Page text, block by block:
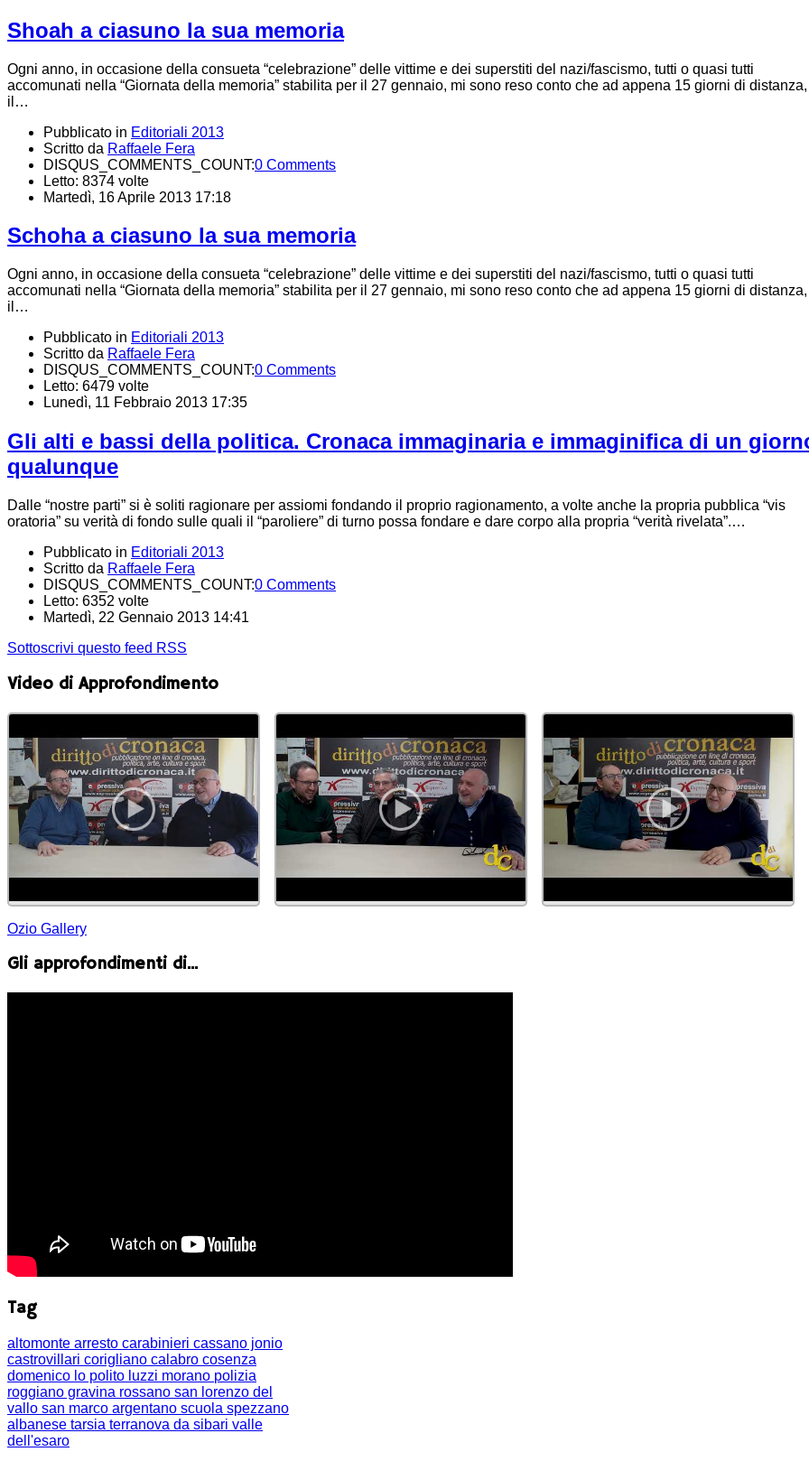
Shoah a ciasuno la sua memoria
Ogni anno, in occasione della consueta “celebrazione” delle vittime e dei superstiti del nazi/fascismo, tutti o quasi tutti
accomunati nella “Giornata della memoria” stabilita per il 27 gennaio, mi sono reso conto che ad appena 15 giorni di distanza,
il…
Pubblicato in Editoriali 2013
Scritto da Raffaele Fera
DISQUS_COMMENTS_COUNT:0 Comments
Letto: 8374 volte
Martedì, 16 Aprile 2013 17:18
Schoha a ciasuno la sua memoria
Ogni anno, in occasione della consueta “celebrazione” delle vittime e dei superstiti del nazi/fascismo, tutti o quasi tutti
accomunati nella “Giornata della memoria” stabilita per il 27 gennaio, mi sono reso conto che ad appena 15 giorni di distanza,
il…
Pubblicato in Editoriali 2013
Scritto da Raffaele Fera
DISQUS_COMMENTS_COUNT:0 Comments
Letto: 6479 volte
Lunedì, 11 Febbraio 2013 17:35
Gli alti e bassi della politica. Cronaca immaginaria e immaginifica di un
qualunque
Dalle “nostre parti” si è soliti ragionare per assiomi fondando il proprio ragionamento, a volte anche la propria pubblica “vis
oratoria” su verità di fondo sulle quali il “paroliere” di turno possa fondare e dare corpo alla propria “verità rivelata”.…
Pubblicato in Editoriali 2013
Scritto da Raffaele Fera
DISQUS_COMMENTS_COUNT:0 Comments
Letto: 6352 volte
Martedì, 22 Gennaio 2013 14:41
Sottoscrivi questo feed RSS
Video di Approfondimento
Ozio Gallery
Gli approfondimenti di...
Tag
altomonte arresto carabinieri cassano jonio
castrovillari corigliano calabro cosenza
domenico lo polito luzzi morano polizia
roggiano gravina rossano san lorenzo del
vallo san marco argentano scuola spezzano
albanese tarsia terranova da sibari valle
dell'esaro